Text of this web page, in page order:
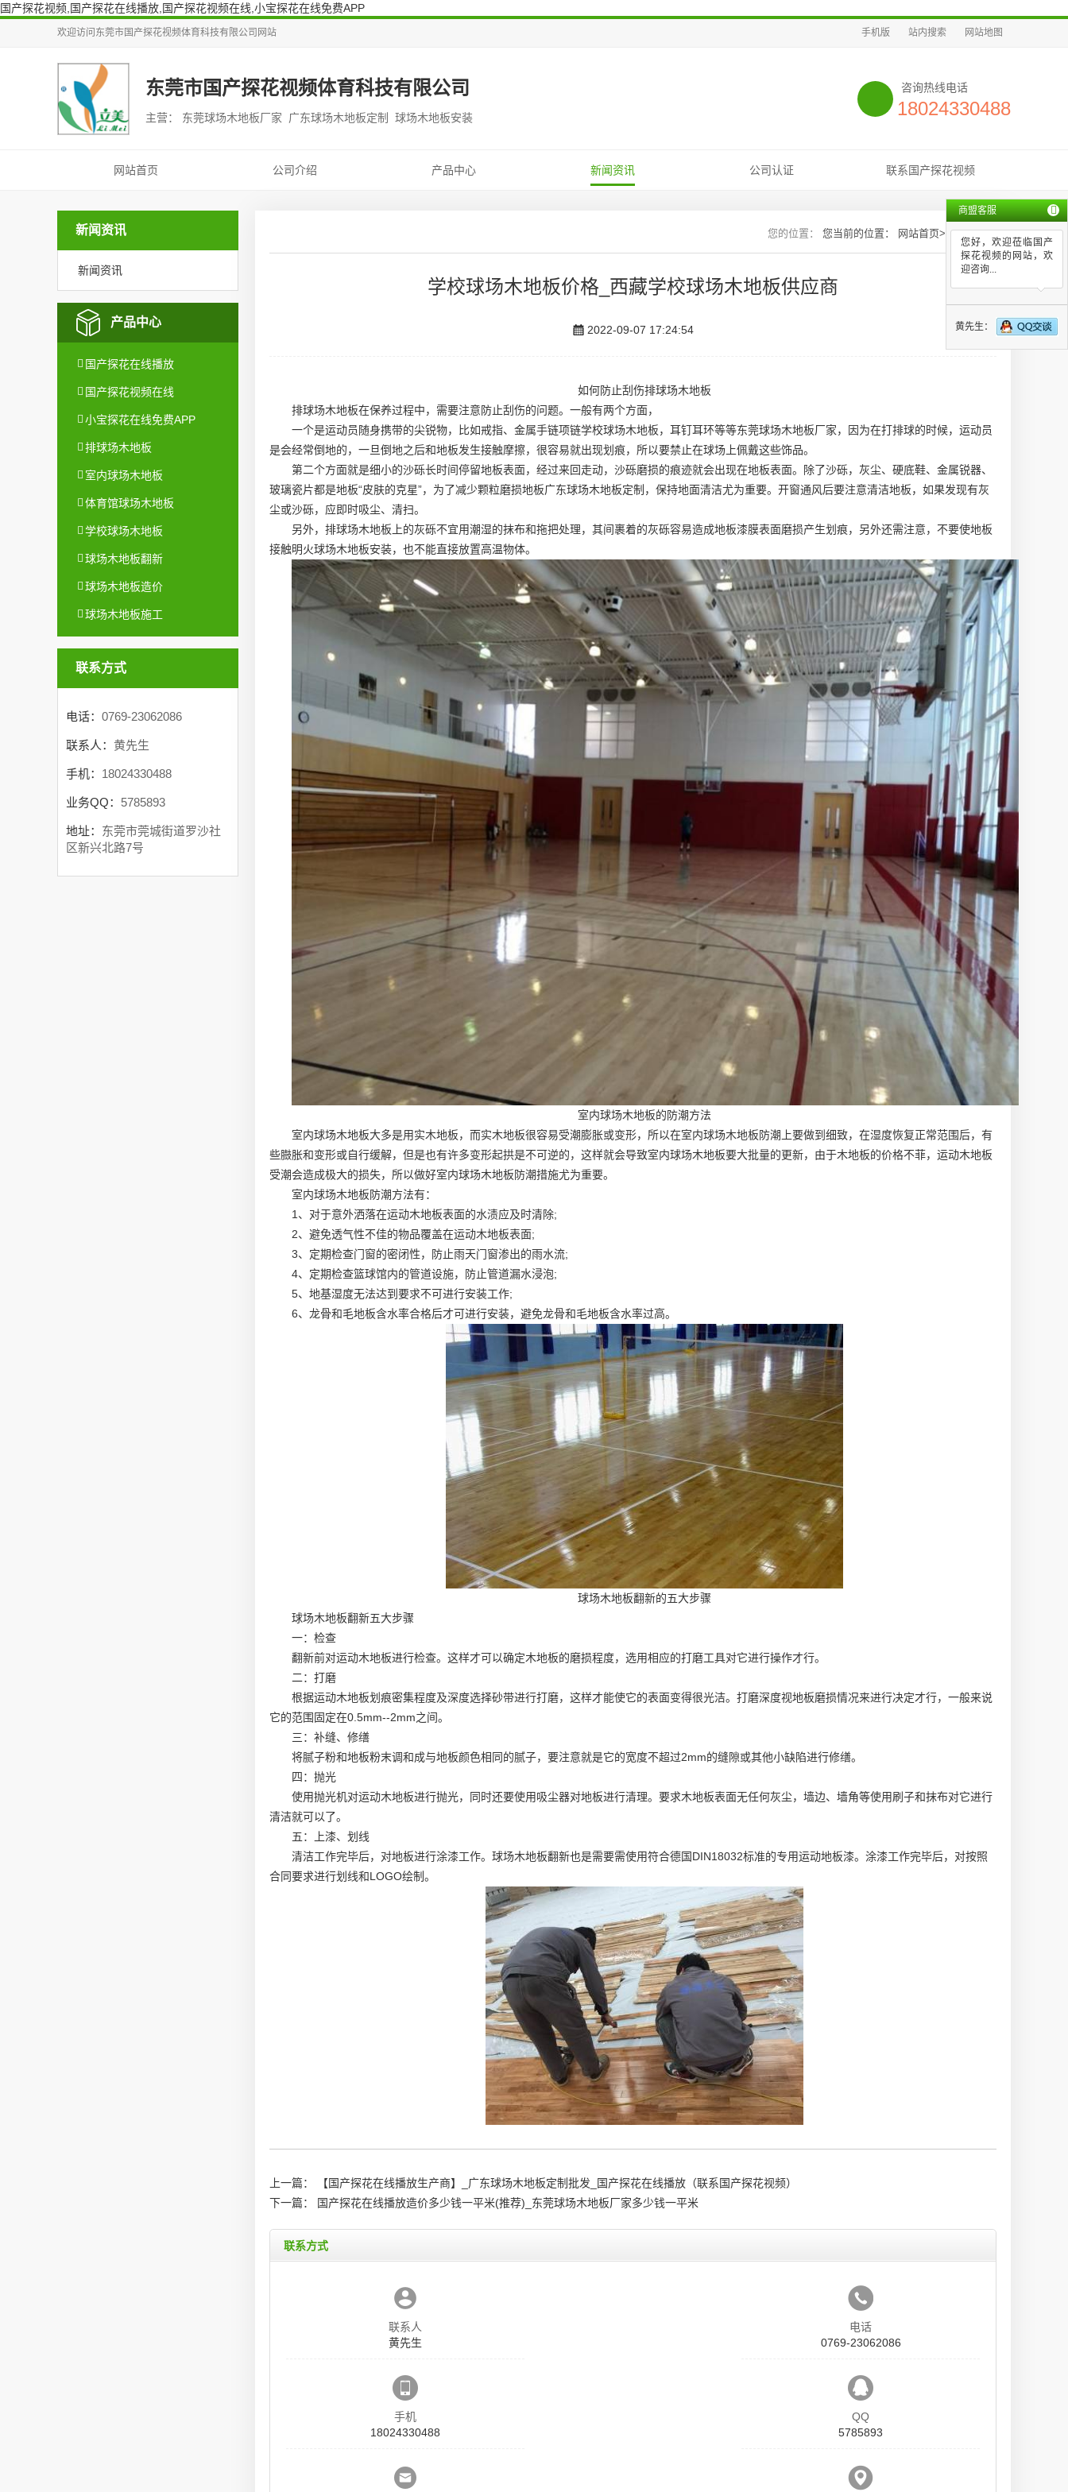
国产探花视频,国产探花在线播放,国产探花视频在线,小宝探花在线免费APP
欢迎访问 东莞市国产探花视频体育科技有限公司 网站 手机版 站内搜索 网站地图
东莞市国产探花视频体育科技有限公司
主营： 东莞球场木地板厂家 广东球场木地板定制 球场木地板安装
咨询热线电话
18024330488
网站首页 公司介绍 产品中心 新闻资讯 公司认证 联系国产探花视频
新闻资讯
新闻资讯
产品中心
国产探花在线播放
国产探花视频在线
小宝探花在线免费APP
排球场木地板
室内球场木地板
体育馆球场木地板
学校球场木地板
球场木地板翻新
球场木地板造价
球场木地板施工
联系方式
电话： 0769-23062086
联系人： 黄先生
手机： 18024330488
业务QQ： 5785893
地址： 东莞市莞城街道罗沙社
区新兴北路7号
您当前的位置： 网站首页>> 新闻资讯
学校球场木地板价格_西藏学校球场木地板供应商
2022-09-07 17:24:54
如何防止刮伤排球场木地板
排球场木地板在保养过程中，需要注意防止刮伤的问题。一般有两个方面，
一个是运动员随身携带的尖锐物，比如戒指、金属手链项链学校球场木地板，耳钉耳环等等东莞球场木地板厂家，因为在打排球的时候，运动员
是会经常倒地的，一旦倒地之后和地板发生接触摩擦，很容易就出现划痕，所以要禁止在球场上佩戴这些饰品。
第二个方面就是细小的沙砾长时间停留地板表面，经过来回走动，沙砾磨损的痕迹就会出现在地板表面。除了沙砾，灰尘、硬底鞋、金属锐器、
玻璃瓷片都是地板“皮肤的克星”，为了减少颗粒磨损地板广东球场木地板定制 ，保持地面清洁尤为重要。开窗通风后要注意清洁地板，如果发现有灰
尘或沙砾，应即时吸尘、清扫。
另外，排球场木地板上的灰砾不宜用潮湿的抹布和拖把处理，其间裹着的灰砾容易造成地板漆膜表面磨损产生划痕，另外还需注意，不要使地板
接触明火球场木地板安装，也不能直接放置高温物体。
室内球场木地板的防潮方法
室内球场木地板大多是用实木地板，而实木地板很容易受潮膨胀或变形，所以在室内球场木地板防潮上要做到细致，在湿度恢复正常范围后，有
些臌胀和变形或自行缓解，但是也有许多变形起拱是不可逆的，这样就会导致室内球场木地板要大批量的更新，由于木地板的价格不菲，运动木地板
受潮会造成极大的损失，所以做好室内球场木地板防潮措施尤为重要。
室内球场木地板防潮方法有：
1、对于意外洒落在运动木地板表面的水渍应及时清除;
2、避免透气性不佳的物品覆盖在运动木地板表面;
3、定期检查门窗的密闭性，防止雨天门窗渗出的雨水流;
4、定期检查篮球馆内的管道设施，防止管道漏水浸泡;
5、地基湿度无法达到要求不可进行安装工作;
6、龙骨和毛地板含水率合格后才可进行安装，避免龙骨和毛地板含水率过高。
球场木地板翻新的五大步骤
球场木地板翻新五大步骤
一：检查
翻新前对运动木地板进行检查。这样才可以确定木地板的磨损程度，选用相应的打磨工具对它进行操作才行。
二：打磨
根据运动木地板划痕密集程度及深度选择砂带进行打磨，这样才能使它的表面变得很光洁。打磨深度视地板磨损情况来进行决定才行，一般来说
它的范围固定在0.5mm--2mm之间。
三：补缝、修缮
将腻子粉和地板粉末调和成与地板颜色相同的腻子，要注意就是它的宽度不超过2mm的缝隙或其他小缺陷进行修缮。
四：抛光
使用抛光机对运动木地板进行抛光，同时还要使用吸尘器对地板进行清理。要求木地板表面无任何灰尘，墙边、墙角等使用刷子和抹布对它进行
清洁就可以了。
五：上漆、划线
清洁工作完毕后，对地板进行涂漆工作。球场木地板翻新也是需要需使用符合德国DIN18032标准的专用运动地板漆。涂漆工作完毕后，对按照
合同要求进行划线和LOGO绘制。
上一篇：
【国产探花在线播放生产商】_广东球场木地板定制批发_国产探花在线播放（联系国产探花视频）
下一篇：
国产探花在线播放造价多少钱一平米(推荐)_东莞球场木地板厂家多少钱一平米
联系方式
联系人
黄先生
电话
0769-23062086
手机
18024330488
QQ
5785893
商盟客服
您好，欢迎莅临国产
探花视频的网站，欢
迎咨询...
黄先生：